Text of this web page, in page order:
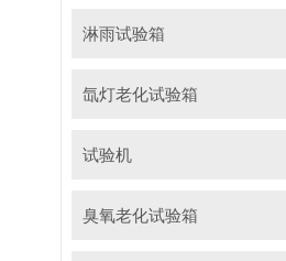
淋雨试验箱
氙灯老化试验箱
试验机
臭氧老化试验箱